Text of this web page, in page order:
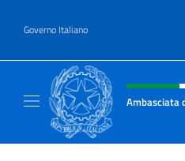
Governo Italiano
Intestazione sito,
Ambasciata